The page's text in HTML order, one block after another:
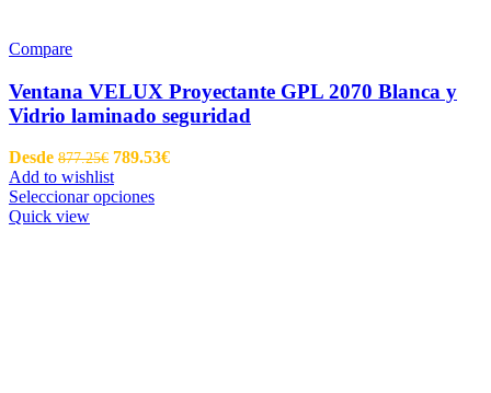
Compare
Ventana VELUX Proyectante GPL 2070 Blanca y
Vidrio laminado seguridad
Desde 877.25€ 789.53€
Add to wishlist
Seleccionar opciones
Quick view